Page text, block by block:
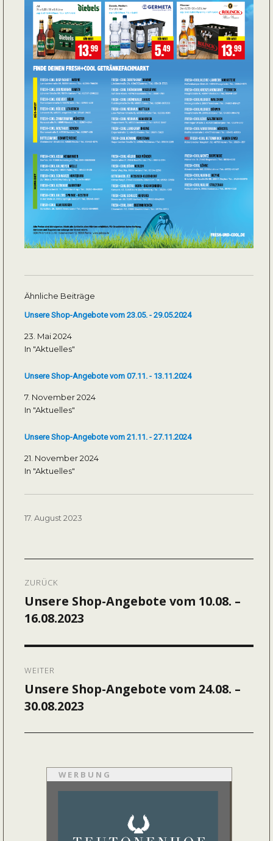
Ähnliche Beiträge
Unsere Shop-Angebote vom 23.05. - 29.05.2024
23. Mai 2024
In "Aktuelles"
Unsere Shop-Angebote vom 07.11. - 13.11.2024
7. November 2024
In "Aktuelles"
Unsere Shop-Angebote vom 21.11. - 27.11.2024
21. November 2024
In "Aktuelles"
Veröffentlicht
17. August 2023
ZURÜCK
Vorheriger
Beitrag:
Unsere Shop-Angebote vom 10.08. –
16.08.2023
WEITER
Nächster
Beitrag:
Unsere Shop-Angebote vom 24.08. –
30.08.2023
WERBUNG